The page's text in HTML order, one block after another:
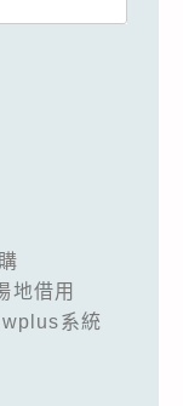
地借用
系統